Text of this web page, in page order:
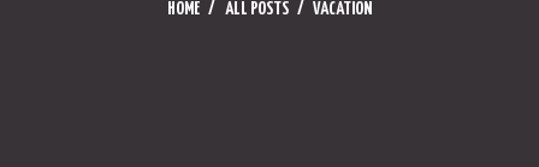
HOME ALL POSTS VACATION